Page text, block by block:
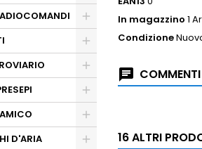
D'ARIA
In magazzino 1
Condizione
16 ALTRI